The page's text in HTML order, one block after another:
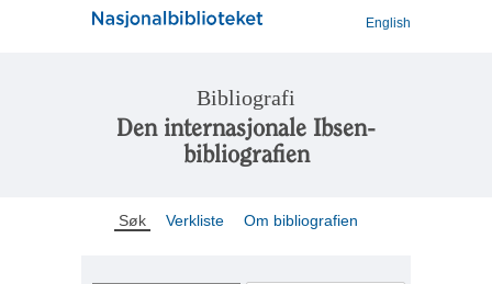
English
Bibliografi
Den internasjonale Ibsen-
bibliografien
Søk Verkliste Om bibliografien